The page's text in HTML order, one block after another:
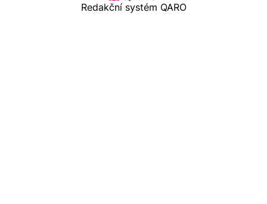
Redakční systém QARO